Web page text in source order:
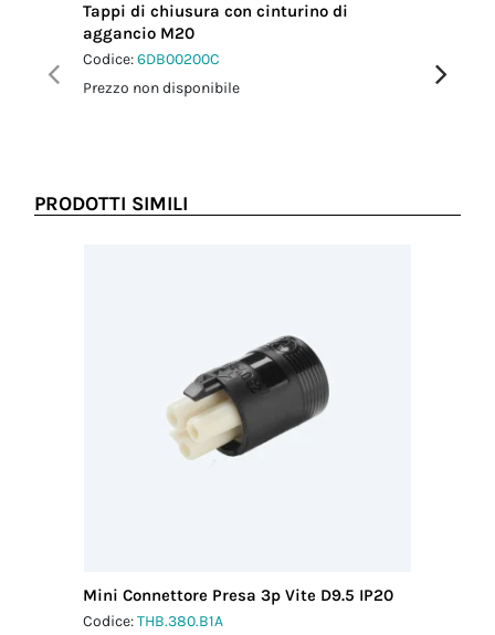
Tappi di chiusura con cinturino di
aggancio M20
Codice:6DB00200C
Prezzo non disponibile
Prezzo
PRODOTTI SIMILI
Mini Connettore Presa 3p Vite D9.5 IP20
Codice:THB.380.B1A